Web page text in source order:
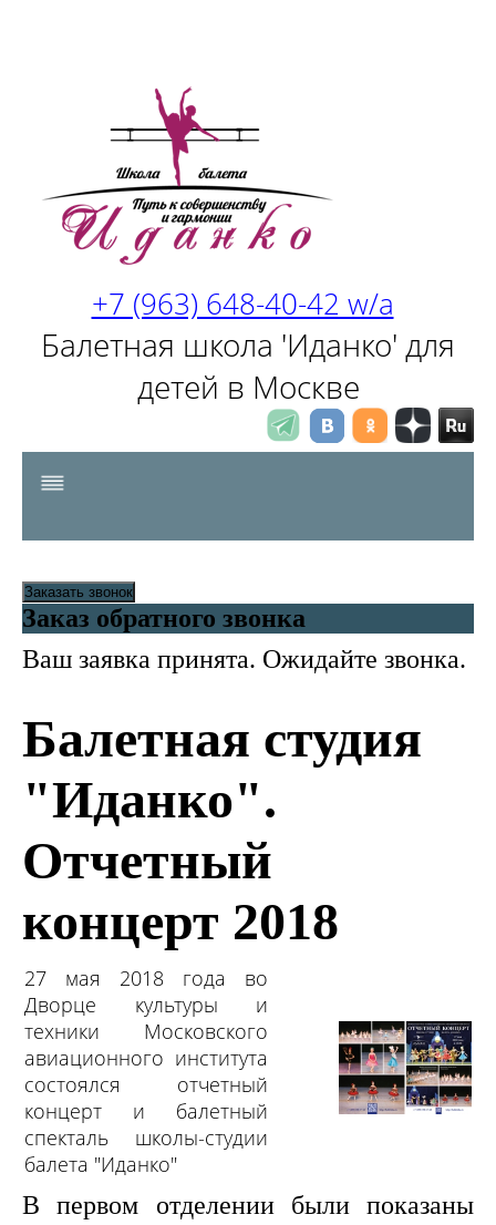
+7 (963) 648-40-42 w/a
Балетная школа 'Иданко' для
детей в Москве
Заказать звонок
Заказ обратного звонка
Ваш заявка принята. Ожидайте звонка.
Балетная студия
"Иданко".
Отчетный
концерт 2018
27 мая 2018 года во
Дворце культуры и
техники Московского
авиационного института
состоялся отчетный
концерт и балетный
спекталь школы-студии
балета "Иданко"
В первом отделении были показаны